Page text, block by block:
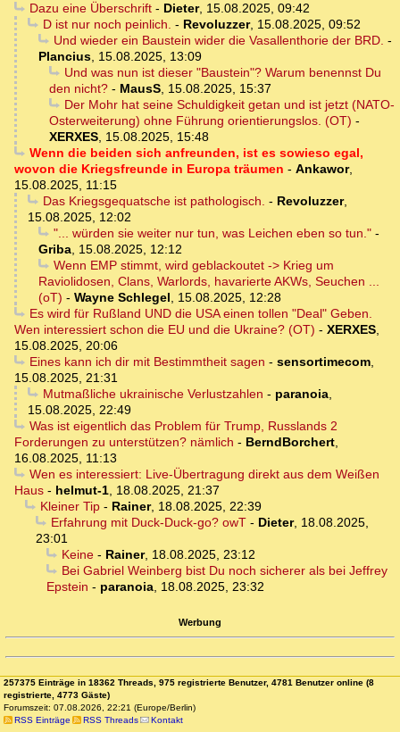
Dazu eine Überschrift- Dieter, 15.08.2025, 09:42
D ist nur noch peinlich. - Revoluzzer, 15.08.2025, 09:52
Und wieder ein Baustein wider die Vasallenthorie der BRD. -
Plancius, 15.08.2025, 13:09
Und was nun ist dieser "Baustein"? Warum benennst Du
den nicht? - MausS, 15.08.2025, 15:37
Der Mohr hat seine Schuldigkeit getan und ist jetzt (NATO-
Osterweiterung) ohne Führung orientierungslos. (OT) -
XERXES, 15.08.2025, 15:48
Wenn die beiden sich anfreunden, ist es sowieso egal,
wovon die Kriegsfreunde in Europa träumen - Ankawor,
15.08.2025, 11:15
Das Kriegsgequatsche ist pathologisch. - Revoluzzer,
15.08.2025, 12:02
"... würden sie weiter nur tun, was Leichen eben so tun."-
Griba, 15.08.2025, 12:12
Wenn EMP stimmt, wird geblackoutet -> Krieg um
Raviolidosen, Clans, Warlords, havarierte AKWs, Seuchen ...
(oT) - Wayne Schlegel, 15.08.2025, 12:28
Es wird für Rußland UND die USA einen tollen "Deal" Geben.
Wen interessiert schon die EU und die Ukraine? (OT) - XERXES,
15.08.2025, 20:06
Eines kann ich dir mit Bestimmtheit sagen - sensortimecom,
15.08.2025, 21:31
Mutmaßliche ukrainische Verlustzahlen - paranoia,
15.08.2025, 22:49
Was ist eigentlich das Problem für Trump, Russlands 2
Forderungen zu unterstützen? nämlich - BerndBorchert,
16.08.2025, 11:13
Wen es interessiert: Live-Übertragung direkt aus dem Weißen
Haus - helmut-1, 18.08.2025, 21:37
Kleiner Tip- Rainer, 18.08.2025, 22:39
Erfahrung mit Duck-Duck-go? owT- Dieter, 18.08.2025,
23:01
Keine- Rainer, 18.08.2025, 23:12
Bei Gabriel Weinberg bist Du noch sicherer als bei Jeffrey
Epstein - paranoia, 18.08.2025, 23:32
Werbung
257375 Einträge in 18362 Threads, 975 registrierte Benutzer, 4781 Benutzer online (8
registrierte, 4773 Gäste)
Forumszeit: 07.08.2026, 22:21 (Europe/Berlin)
RSS Einträge
RSS Threads Kontakt